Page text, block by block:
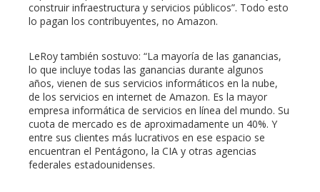
construir infraestructura y servicios públicos”. Todo esto
lo pagan los contribuyentes, no Amazon.
LeRoy también sostuvo: “La mayoría de las ganancias,
lo que incluye todas las ganancias durante algunos
años, vienen de sus servicios informáticos en la nube,
de los servicios en internet de Amazon. Es la mayor
empresa informática de servicios en línea del mundo. Su
cuota de mercado es de aproximadamente un 40%. Y
entre sus clientes más lucrativos en ese espacio se
encuentran el Pentágono, la CIA y otras agencias
federales estadounidenses.